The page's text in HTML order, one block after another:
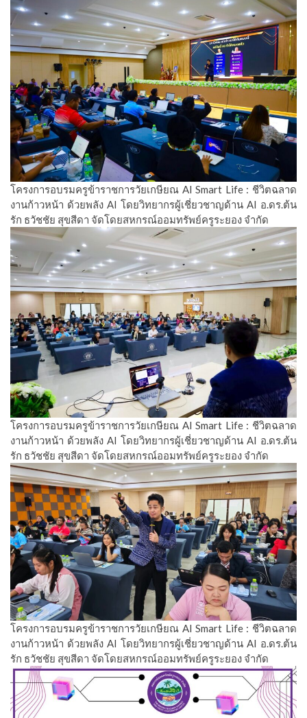
โครงการอบรมครูข้าราชการวัยเกษียณ AI Smart Life : ชีวิตฉลาด
งานก้าวหน้า ด้วยพลัง AI โดยวิทยากรผู้เชี่ยวชาญด้าน AI อ.ดร.ต้น
รัก ธวัชชัย สุขสีดา จัดโดยสหกรณ์ออมทรัพย์ครูระยอง จำกัด
โครงการอบรมครูข้าราชการวัยเกษียณ AI Smart Life : ชีวิตฉลาด
งานก้าวหน้า ด้วยพลัง AI โดยวิทยากรผู้เชี่ยวชาญด้าน AI อ.ดร.ต้น
รัก ธวัชชัย สุขสีดา จัดโดยสหกรณ์ออมทรัพย์ครูระยอง จำกัด
โครงการอบรมครูข้าราชการวัยเกษียณ AI Smart Life : ชีวิตฉลาด
งานก้าวหน้า ด้วยพลัง AI โดยวิทยากรผู้เชี่ยวชาญด้าน AI อ.ดร.ต้น
รัก ธวัชชัย สุขสีดา จัดโดยสหกรณ์ออมทรัพย์ครูระยอง จำกัด